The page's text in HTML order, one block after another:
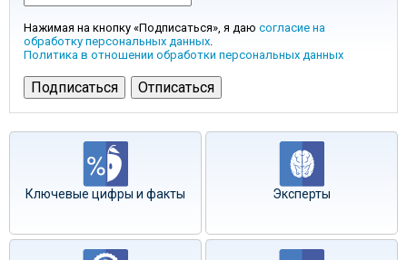
Нажимая на кнопку «Подписаться», я даю согласие на
обработку персональных данных.
Политика в отношении обработки персональных данных
Ключевые цифры и факты Эксперты